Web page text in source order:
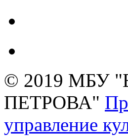
© 2019 МБУ
ПЕТРОВА"
управление